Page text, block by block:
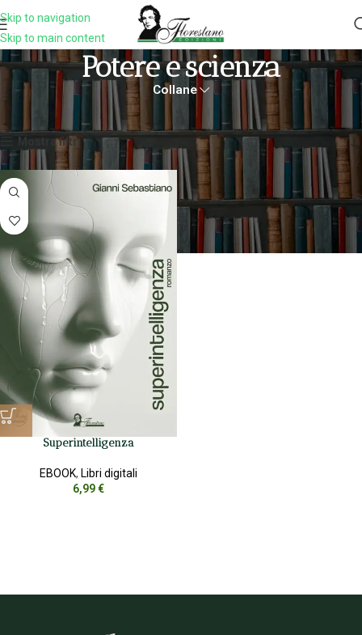
Skip to navigation
Skip to main content
Potere E Scienza
Collane
Prodotti taggati “potere e scienza” Visualizzazione del risultato
Mostra filtri
Superintelligenza
EBOOK, Libri digitali
6,99€